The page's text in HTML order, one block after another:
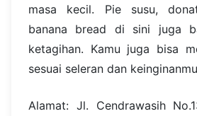
masa kecil. Pie susu,
banana bread di sini juga
ketagihan. Kamu juga bisa
sesuai seleran dan
Alamat: Jl. Cendrawasih